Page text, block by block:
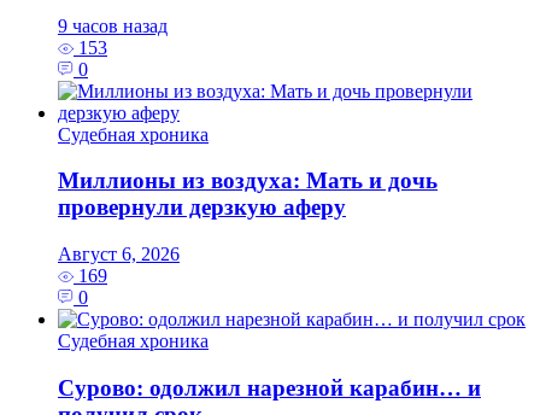
9 часов назад
153
0
Судебная хроника
Миллионы из воздуха: Мать и дочь
провернули дерзкую аферу
Август 6, 2026
169
0
Судебная хроника
Сурово: одолжил нарезной карабин… и